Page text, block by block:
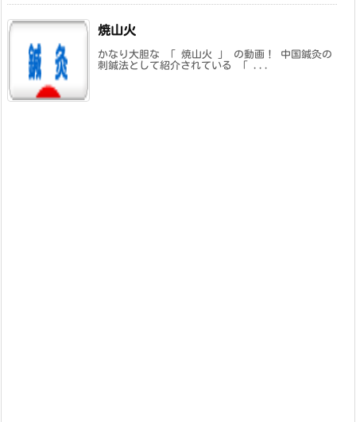
焼山火
かなり大胆な 「 焼山火 」 の動画！ 中国鍼灸の
刺鍼法として紹介されている 「 ...